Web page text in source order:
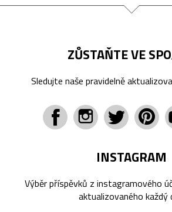
ZŮSTAŇTE VE
Sledujte naše pravidelně
INSTAGRAM
Výběr příspěvků z instagramového
aktualizovaného každý